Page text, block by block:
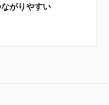
がりやすい